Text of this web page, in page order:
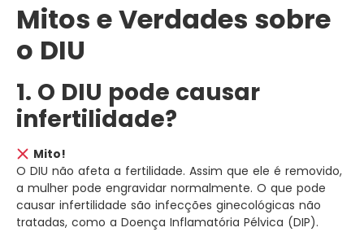
Mitos e Verdades sobre
o DIU
1. O DIU pode causar
infertilidade?
Mito!
O DIU não afeta a fertilidade. Assim que ele é removido,
a mulher pode engravidar normalmente. O que pode
causar infertilidade são infecções ginecológicas não
tratadas, como a Doença Inflamatória Pélvica (DIP).